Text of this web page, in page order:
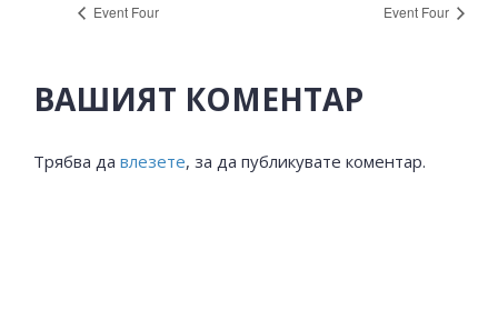
Event Four Event Four
ВАШИЯТ КОМЕНТАР
Трябва да влезете, за да публикувате коментар.